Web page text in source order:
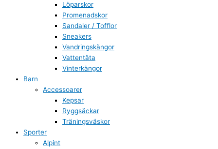
Löparskor
Promenadskor
Sandaler / Tofflor
Sneakers
Vandringskängor
Vattentäta
Vinterkängor
Barn
Accessoarer
Kepsar
Ryggsäckar
Träningsväskor
Sporter
Alpint